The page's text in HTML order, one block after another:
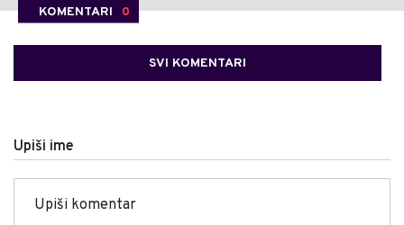
KOMENTARI 0
SVI KOMENTARI
Upiši ime